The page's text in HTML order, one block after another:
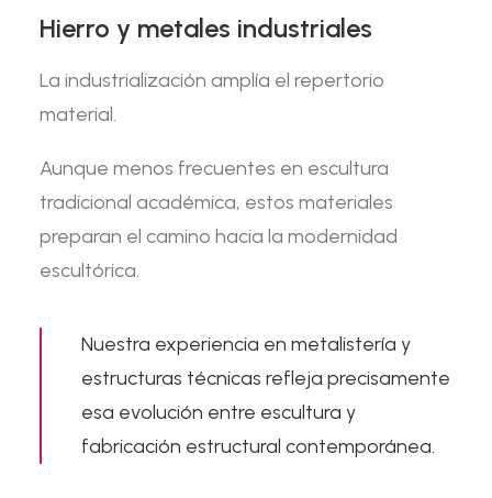
Hierro y metales industriales
La industrialización amplía el repertorio
material.
Aunque menos frecuentes en escultura
tradicional académica, estos materiales
preparan el camino hacia la modernidad
escultórica.
Nuestra experiencia en metalistería y
estructuras técnicas refleja precisamente
esa evolución entre escultura y
fabricación estructural contemporánea.